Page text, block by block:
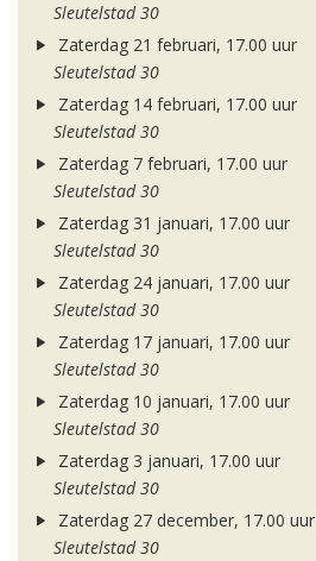
Sleutelstad 30
Zaterdag 21 februari, 17.00 uur
Sleutelstad 30
Zaterdag 14 februari, 17.00 uur
Sleutelstad 30
Zaterdag 7 februari, 17.00 uur
Sleutelstad 30
Zaterdag 31 januari, 17.00 uur
Sleutelstad 30
Zaterdag 24 januari, 17.00 uur
Sleutelstad 30
Zaterdag 17 januari, 17.00 uur
Sleutelstad 30
Zaterdag 10 januari, 17.00 uur
Sleutelstad 30
Zaterdag 3 januari, 17.00 uur
Sleutelstad 30
Zaterdag 27 december, 17.00 uur
Sleutelstad 30